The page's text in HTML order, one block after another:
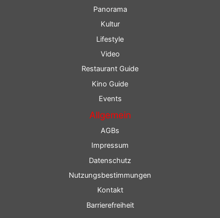
Panorama
Kultur
Lifestyle
Video
Restaurant Guide
Kino Guide
Events
Allgemein
AGBs
Impressum
Datenschutz
Nutzungsbestimmungen
Kontakt
Barrierefreiheit